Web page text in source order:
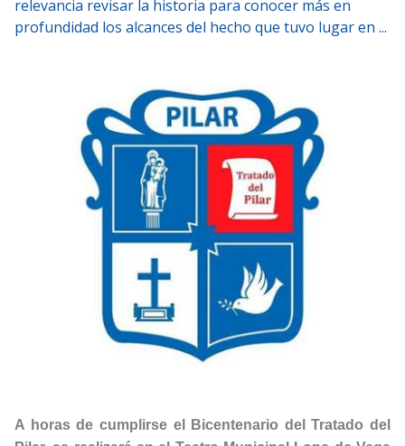
relevancia revisar la historia para conocer más en
profundidad los alcances del hecho que tuvo lugar en ...
A horas de cumplirse el Bicentenario del Tratado del